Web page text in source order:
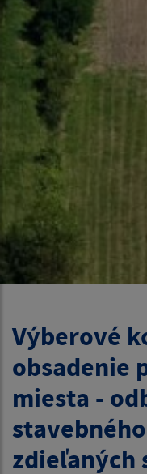
Výberové
obsadenie
miesta -
zdieľaných